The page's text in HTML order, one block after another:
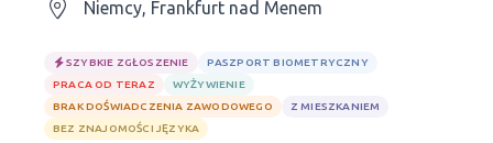
Niemcy, Frankfurt nad Menem
SZYBKIE ZGŁOSZENIE
PASZPORT BIOMETRYCZNY
PRACA OD TERAZ
WYŻYWIENIE
BRAK DOŚWIADCZENIA ZAWODOWEGO
Z MIESZKANIEM
BEZ ZNAJOMOŚCI JĘZYKA